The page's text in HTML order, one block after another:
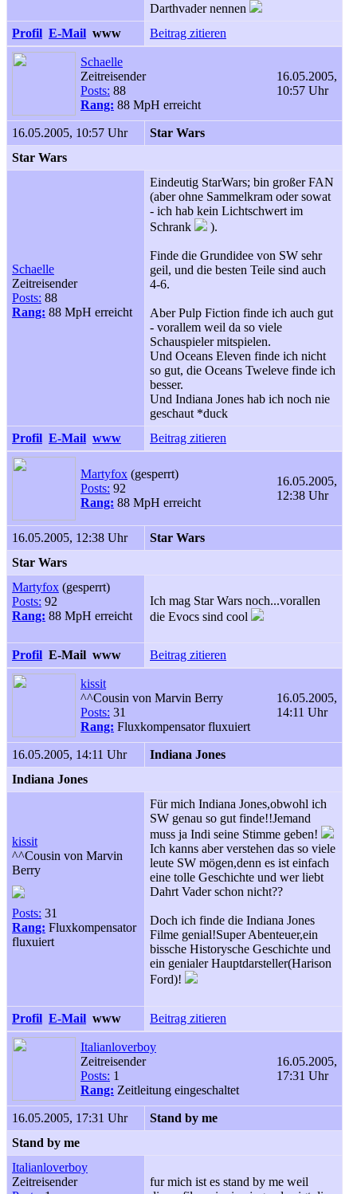
Darthvader nennen
Profil E-Mail www Beitrag zitieren
Schaelle
Zeitreisender
Posts: 88
Rang: 88 MpH erreicht
16.05.2005,
10:57 Uhr
16.05.2005, 10:57 Uhr
Star Wars
Star Wars
Schaelle
Zeitreisender
Posts: 88
Rang: 88 MpH erreicht
Eindeutig StarWars; bin großer FAN
(aber ohne Sammelkram oder sowat
- ich hab kein Lichtschwert im
Schrank
).
Finde die Grundidee von SW sehr
geil, und die besten Teile sind auch
4-6.
Aber Pulp Fiction finde ich auch gut
- vorallem weil da so viele
Schauspieler mitspielen.
Und Oceans Eleven finde ich nicht
so gut, die Oceans Tweleve finde ich
besser.
Und Indiana Jones hab ich noch nie
geschaut *duck
Profil E-Mail www Beitrag zitieren
Martyfox (gesperrt)
Posts: 92
Rang: 88 MpH erreicht
16.05.2005,
12:38 Uhr
16.05.2005, 12:38 Uhr
Star Wars
Star Wars
Martyfox (gesperrt)
Posts: 92
Rang: 88 MpH erreicht
Ich mag Star Wars noch...vorallen
die Evocs sind cool
Profil E-Mail www Beitrag zitieren
kissit
^^Cousin von Marvin Berry
Posts: 31
Rang: Fluxkompensator fluxuiert
16.05.2005,
14:11 Uhr
16.05.2005, 14:11 Uhr
Indiana Jones
Indiana Jones
kissit
^^Cousin von Marvin
Berry
Posts: 31
Rang: Fluxkompensator
fluxuiert
Für mich Indiana Jones,obwohl ich
SW genau so gut finde!!Jemand
muss ja Indi seine Stimme geben!
Ich kanns aber verstehen das so viele
leute SW mögen,denn es ist einfach
eine tolle Geschichte und wer liebt
Dahrt Vader schon nicht??
Doch ich finde die Indiana Jones
Filme genial!Super Abenteuer,ein
bissche Historysche Geschichte und
ein genialer Hauptdarsteller(Harison
Ford)!
Profil E-Mail www Beitrag zitieren
Italianloverboy
Zeitreisender
Posts: 1
Rang: Zeitleitung eingeschaltet
16.05.2005,
17:31 Uhr
16.05.2005, 17:31 Uhr
Stand by me
Stand by me
Italianloverboy
Zeitreisender
fur mich ist es stand by me weil